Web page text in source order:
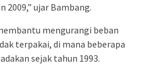
2009,” ujar Bambang.
mengurangi beban
terpakai, di mana beberapa
sejak tahun 1993.